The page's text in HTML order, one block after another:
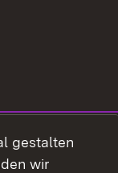
gestalten
wir